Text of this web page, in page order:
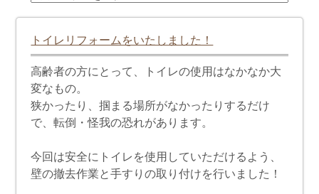
トイレリフォームをいたしました！
高齢者の方にとって、トイレの使用はなかなか大
変なもの。
狭かったり、掴まる場所がなかったりするだけ
で、転倒・怪我の恐れがあります。
今回は安全にトイレを使用していただけるよう、
壁の撤去作業と手すりの取り付けを行いました！